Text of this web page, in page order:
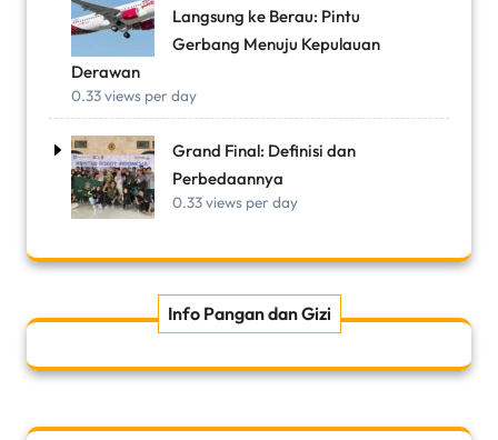
Langsung ke Berau: Pintu
Gerbang Menuju Kepulauan
Derawan
0.33 views per day
Grand Final: Definisi dan
Perbedaannya
0.33 views per day
Info Pangan dan Gizi